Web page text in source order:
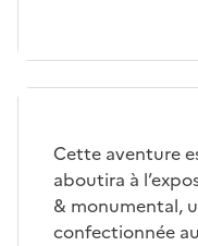
Cette aventure
aboutira à
& monumental,
confectionnée